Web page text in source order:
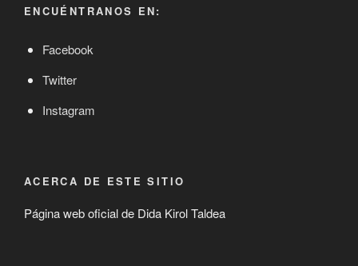
ENCUÉNTRANOS EN:
Facebook
Twitter
Instagram
ACERCA DE ESTE SITIO
Página web oficial de Dida Kirol Taldea